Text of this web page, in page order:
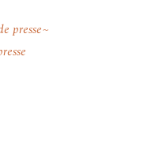
presse